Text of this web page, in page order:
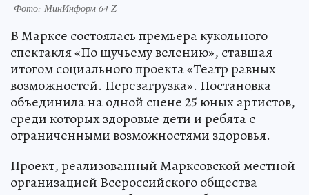
Фото: МинИнформ 64 Z
В Марксе состоялась премьера кукольного
спектакля «По щучьему велению», ставшая
итогом социального проекта «Театр равных
возможностей. Перезагрузка». Постановка
объединила на одной сцене 25 юных артистов,
среди которых здоровые дети и ребята с
ограниченными возможностями здоровья.
Проект, реализованный Марксовской местной
организацией Всероссийского общества